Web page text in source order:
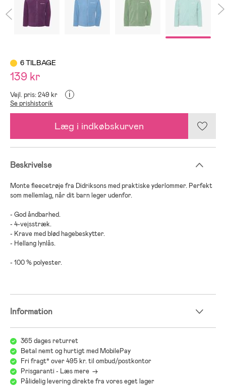
6 TILBAGE
139 kr
Vejl. pris: 249 kr i
Se prishistorik
Læg i indkøbskurven
Beskrivelse
Monte fleecetrøje fra Didriksons med praktiske yderlommer. Perfekt
som mellemlag, når dit barn leger udenfor.
- God åndbarhed.
- 4-vejsstræk.
- Krave med blød hagebeskytter.
- Hellang lynlås.
- 100 % polyester.
Information
365 dages returret
Betal nemt og hurtigt med MobilePay
Fri fragt* over 495 kr. til ombud/postkontor
Prisgaranti - Læs mere ->
Pålidelig levering direkte fra vores eget lager